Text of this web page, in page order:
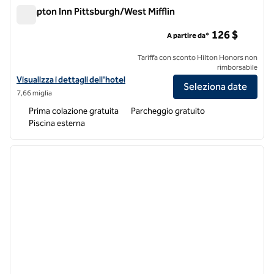
Hampton Inn Pittsburgh/West Mifflin
Visualizza i dettagli dell'hotel Hampton Inn Pittsburgh/West Mifflin
Visualizza i dettagli dell'hotel
7,66 miglia
A partire da* 126 $
Tariffa con sconto Hilton Honors non
rimborsabile
Seleziona date
Prima colazione gratuita
Parcheggio gratuito
Piscina esterna
1 di 12